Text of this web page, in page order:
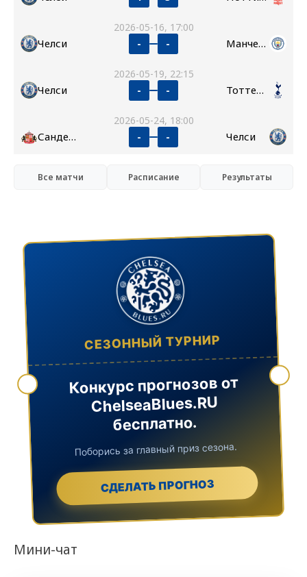
2026-05-16, 17:00
Челси - - Манчестер Сити
2026-05-19, 22:15
Челси - - Тоттенхэм
2026-05-24, 18:00
Сандерленд - - Челси
Все матчи Расписание Результаты
СЕЗОННЫЙ ТУРНИР
Конкурс прогнозов от
ChelseaBlues.RU
бесплатно.
Поборись за главный приз сезона.
СДЕЛАТЬ ПРОГНОЗ
Мини-чат